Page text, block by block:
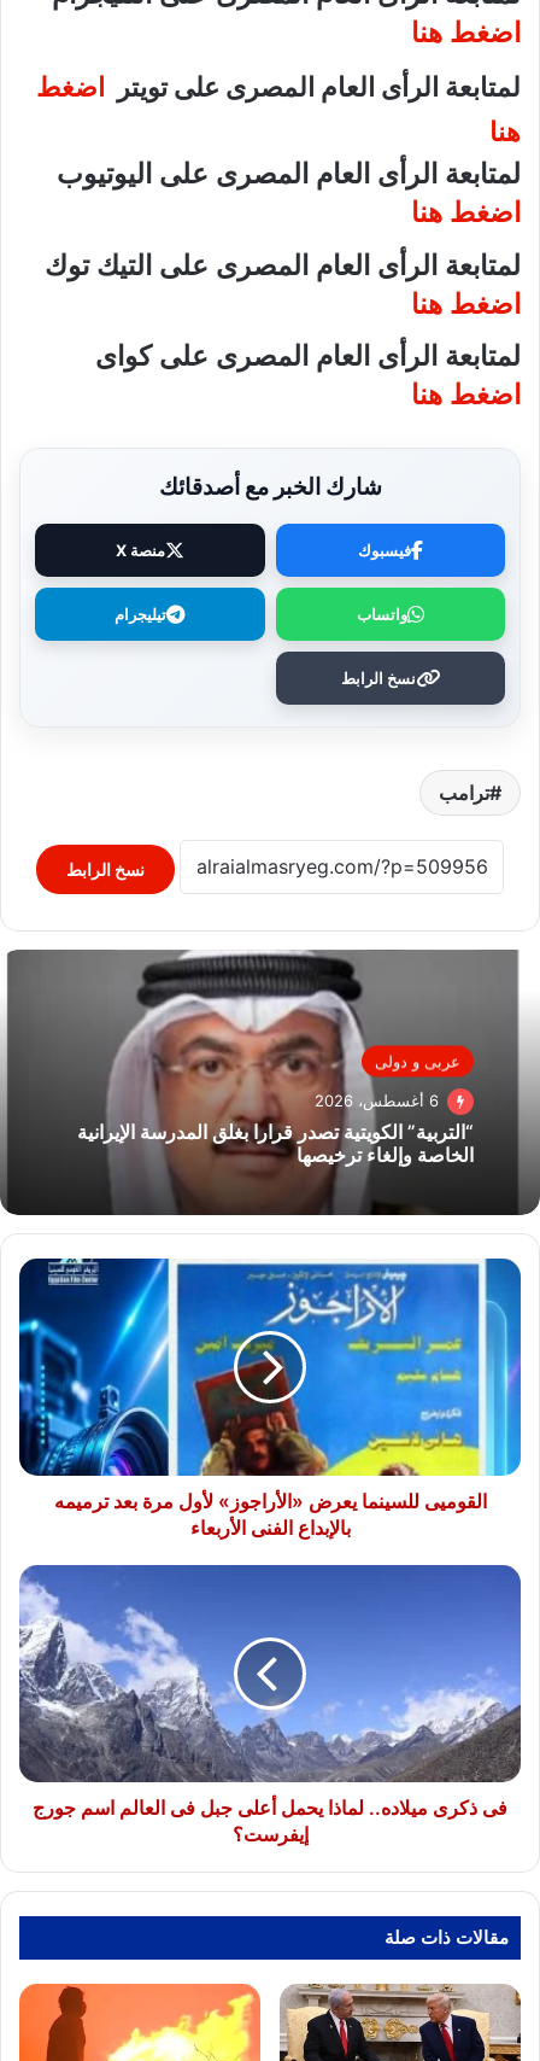
اضغط هنا
لمتابعة الرأى العام المصرى على تويتر
اضغط
هنا
لمتابعة الرأى العام المصرى على اليوتيوب
اضغط هنا
لمتابعة الرأى العام المصرى على التيك توك
اضغط هنا
لمتابعة الرأى العام المصرى على كواى
اضغط هنا
شارك الخبر مع أصدقائك
فيسبوك منصة X
واتساب تيليجرام
نسخ الرابط
ترامب
نسخ الرابط
عربى و دولى
6 أغسطس، 2026
“التربية” الكويتية تصدر قرارا بغلق المدرسة الإيرانية
الخاصة وإلغاء ترخيصها
القوميى
للسينما
يعرض
«الأراجوز»
لأول
مرة
ترميمه
بالإبداع
الفنىالقوميى للسينما يعرض «الأراجوز» لأول مرة بعد ترميمه
بالإبداع الفنى الأربعاء
فى
يحمل
أعلى
جبل
فى
العالم
اسم
فى ذكرى ميلاده.. لماذا يحمل أعلى جبل فى العالم اسم جورج
إيفرست؟
مقالات ذات صلة